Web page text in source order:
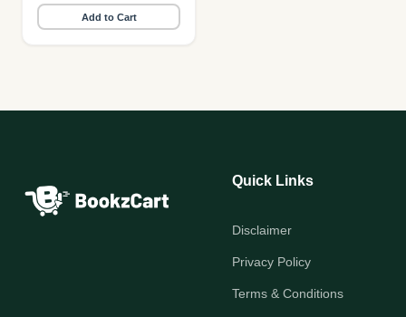
Add to Cart
Quick Links
Disclaimer
Privacy Policy
Terms & Conditions